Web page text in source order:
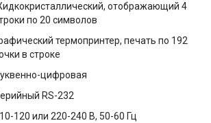
отображающий 4
по 20 символов
термопринтер, печать по 192
в строке
цифровая
RS-232
120 или 220-240 В, 50-60 Гц